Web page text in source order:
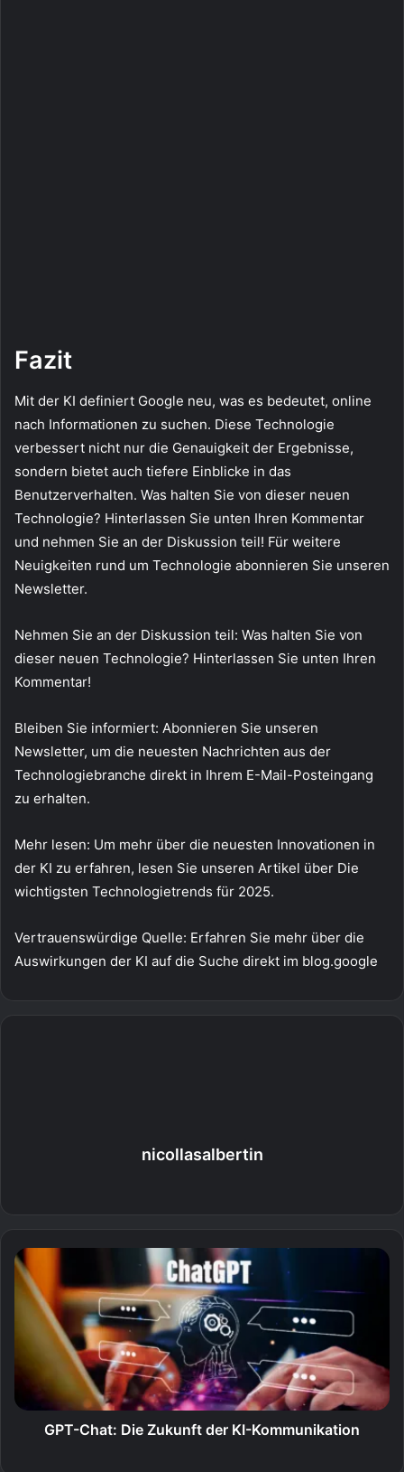
Fazit
Mit der KI definiert Google neu, was es bedeutet, online
nach Informationen zu suchen. Diese Technologie
verbessert nicht nur die Genauigkeit der Ergebnisse,
sondern bietet auch tiefere Einblicke in das
Benutzerverhalten. Was halten Sie von dieser neuen
Technologie? Hinterlassen Sie unten Ihren Kommentar
und nehmen Sie an der Diskussion teil! Für weitere
Neuigkeiten rund um Technologie abonnieren Sie unseren
Newsletter.
Nehmen Sie an der Diskussion teil: Was halten Sie von
dieser neuen Technologie? Hinterlassen Sie unten Ihren
Kommentar!
Bleiben Sie informiert: Abonnieren Sie unseren
Newsletter, um die neuesten Nachrichten aus der
Technologiebranche direkt in Ihrem E-Mail-Posteingang
zu erhalten.
Mehr lesen: Um mehr über die neuesten Innovationen in
der KI zu erfahren, lesen Sie unseren Artikel über Die
wichtigsten Technologietrends für 2025.
Vertrauenswürdige Quelle: Erfahren Sie mehr über die
Auswirkungen der KI auf die Suche direkt im blog.google
nicollasalbertin
GPT-Chat: Die Zukunft der KI-Kommunikation